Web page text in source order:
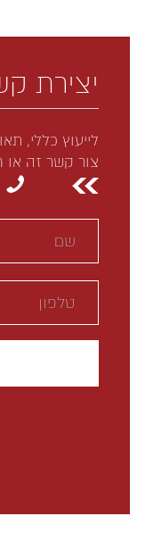
יצירת
לייעוץ כללי,
צור קשר זה או